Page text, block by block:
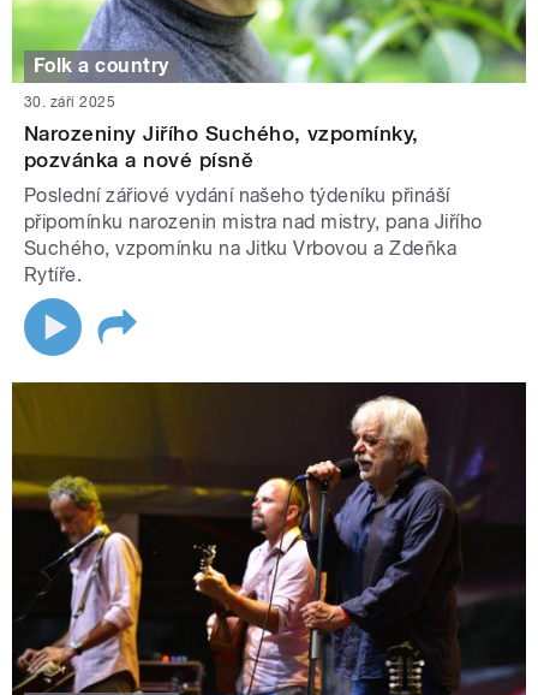
Folk a country
30. září 2025
Narozeniny Jiřího Suchého, vzpomínky,
pozvánka a nové písně
Poslední zářiové vydání našeho týdeníku přináší
připomínku narozenin mistra nad mistry, pana Jiřího
Suchého, vzpomínku na Jitku Vrbovou a Zdeňka
Rytíře.